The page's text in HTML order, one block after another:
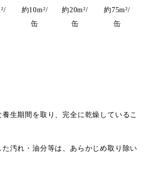
約10m²/
缶
約20m²/
缶
約75m²/
缶
生期間を取り、完全に乾燥しているこ
汚れ・油分等は、あらかじめ取り除い